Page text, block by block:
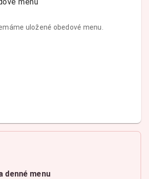
uložené obedové menu.
denné menu